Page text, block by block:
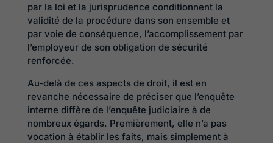
par la loi et la jurisprudence conditionnent la
validité de la procédure dans son ensemble et
par voie de conséquence, l’accomplissement par
l’employeur de son obligation de sécurité
renforcée.
Au-delà de ces aspects de droit, il est en
revanche nécessaire de préciser que l’enquête
interne diffère de l’enquête judiciaire à de
nombreux égards. Premièrement, elle n’a pas
vocation à établir les faits, mais simplement à